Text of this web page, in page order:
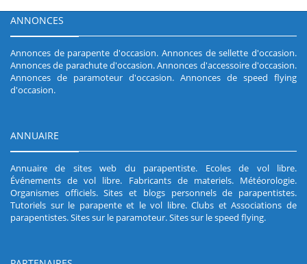
ANNONCES
Annonces de parapente d'occasion. Annonces de sellette d'occasion.
Annonces de parachute d'occasion.Annonces d'accessoire d'occasion.
Annonces de paramoteur d'occasion. Annonces de speed flying
d'occasion.
ANNUAIRE
Annuaire de sites web du parapentiste. Ecoles de vol libre.
Événements de vol libre. Fabricants de materiels. Météorologie.
Organismes officiels.Sites et blogs personnels de parapentistes.
Tutoriels sur le parapente et le vol libre.Clubs et Associations de
parapentistes.Sites sur le paramoteur.Sites sur le speed flying.